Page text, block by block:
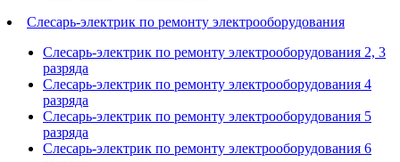
Слесарь-электрик по ремонту электрооборудования
Слесарь-электрик по ремонту электрооборудования 2, 3
разряда
Слесарь-электрик по ремонту электрооборудования 4
разряда
Слесарь-электрик по ремонту электрооборудования 5
разряда
Слесарь-электрик по ремонту электрооборудования 6